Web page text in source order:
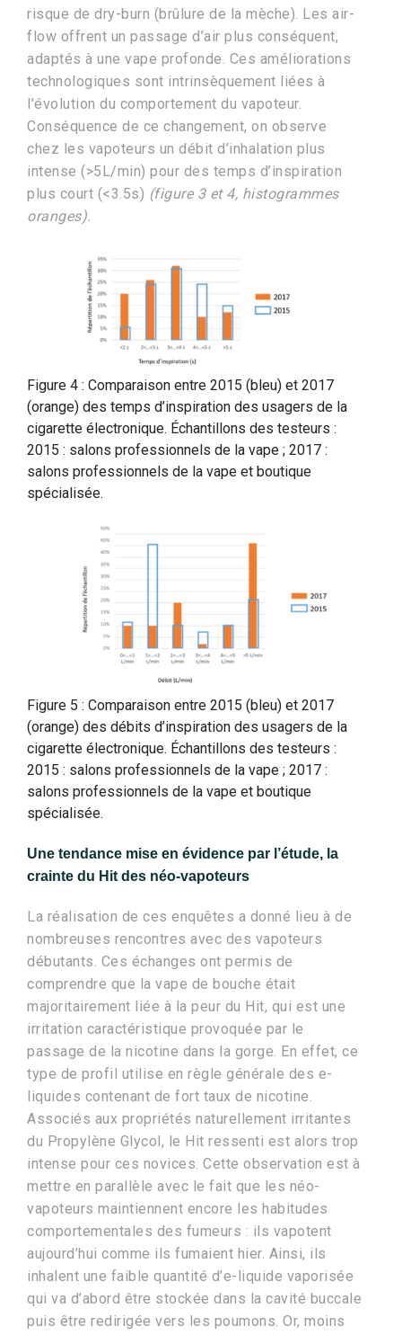
risque de dry-burn (brûlure de la mèche). Les air-
flow offrent un passage d’air plus conséquent,
adaptés à une vape profonde. Ces améliorations
technologiques sont intrinsèquement liées à
l’évolution du comportement du vapoteur.
Conséquence de ce changement, on observe
chez les vapoteurs un débit d’inhalation plus
intense (>5L/min) pour des temps d’inspiration
plus court (<3.5s) (figure 3 et 4, histogrammes
oranges).
Figure 4 : Comparaison entre 2015 (bleu) et 2017
(orange) des temps d’inspiration des usagers de la
cigarette électronique. Échantillons des testeurs :
2015 : salons professionnels de la vape ; 2017 :
salons professionnels de la vape et boutique
spécialisée.
Figure 5 : Comparaison entre 2015 (bleu) et 2017
(orange) des débits d’inspiration des usagers de la
cigarette électronique. Échantillons des testeurs :
2015 : salons professionnels de la vape ; 2017 :
salons professionnels de la vape et boutique
spécialisée.
Une tendance mise en évidence par l’étude, la
crainte du Hit des néo-vapoteurs
La réalisation de ces enquêtes a donné lieu à de
nombreuses rencontres avec des vapoteurs
débutants. Ces échanges ont permis de
comprendre que la vape de bouche était
majoritairement liée à la peur du Hit, qui est une
irritation caractéristique provoquée par le
passage de la nicotine dans la gorge. En effet, ce
type de profil utilise en règle générale des e-
liquides contenant de fort taux de nicotine.
Associés aux propriétés naturellement irritantes
du Propylène Glycol, le Hit ressenti est alors trop
intense pour ces novices. Cette observation est à
mettre en parallèle avec le fait que les néo-
vapoteurs maintiennent encore les habitudes
comportementales des fumeurs : ils vapotent
aujourd’hui comme ils fumaient hier. Ainsi, ils
inhalent une faible quantité d’e-liquide vaporisée
qui va d’abord être stockée dans la cavité buccale
puis être redirigée vers les poumons. Or, moins